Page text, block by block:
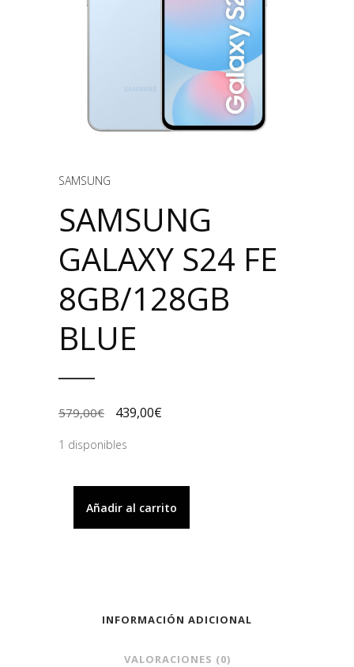
SAMSUNG
SAMSUNG
GALAXY S24 FE
8GB/128GB
BLUE
579,00€ 439,00€
1 disponibles
Añadir al carrito
INFORMACIÓN ADICIONAL
VALORACIONES (0)